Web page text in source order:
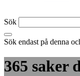
Sök
Sök endast på denna
365 saker